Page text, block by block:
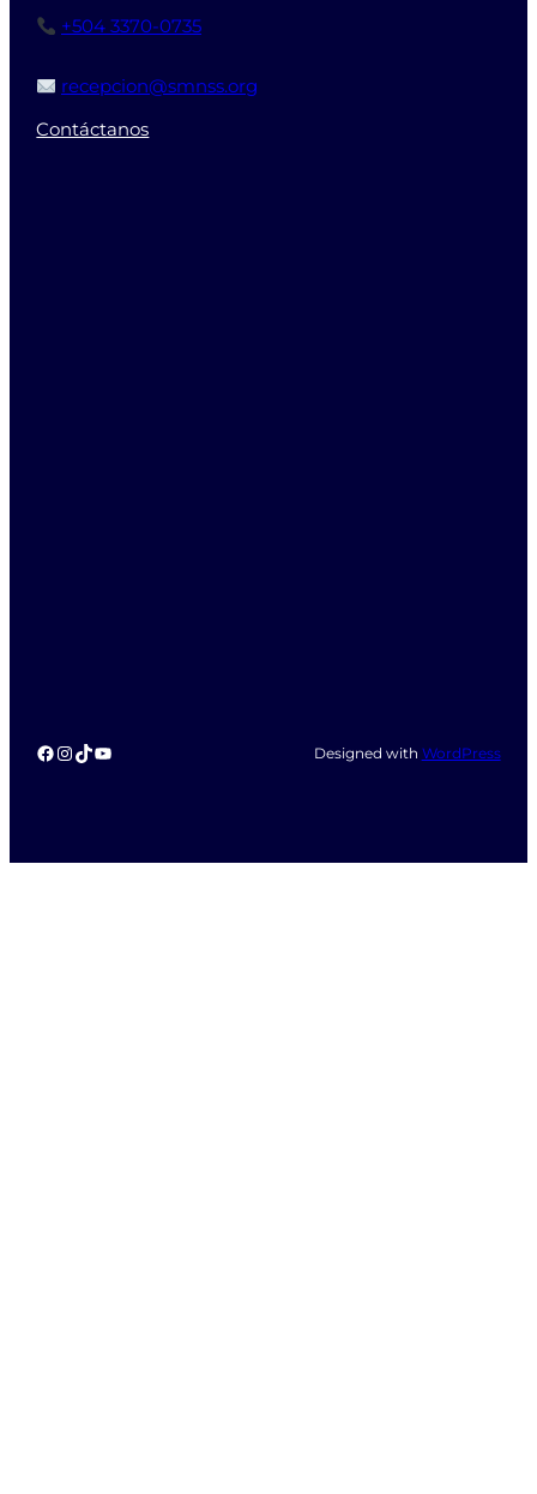
+504 3370-0735
recepcion@smnss.org
Contáctanos
Facebook
Instagram
TikTok
YouTube Designed with WordPress